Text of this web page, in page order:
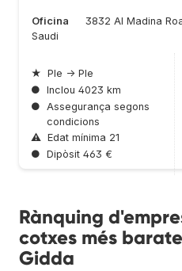
Oficina
3832 Al Madina
Saudi
★ Ple → Ple
● Inclou 4023 km
● Assegurança segons
condicions
⚠ Edat mínima 21
● Dipòsit 463 €
Rànquing
cotxes més
Gidda